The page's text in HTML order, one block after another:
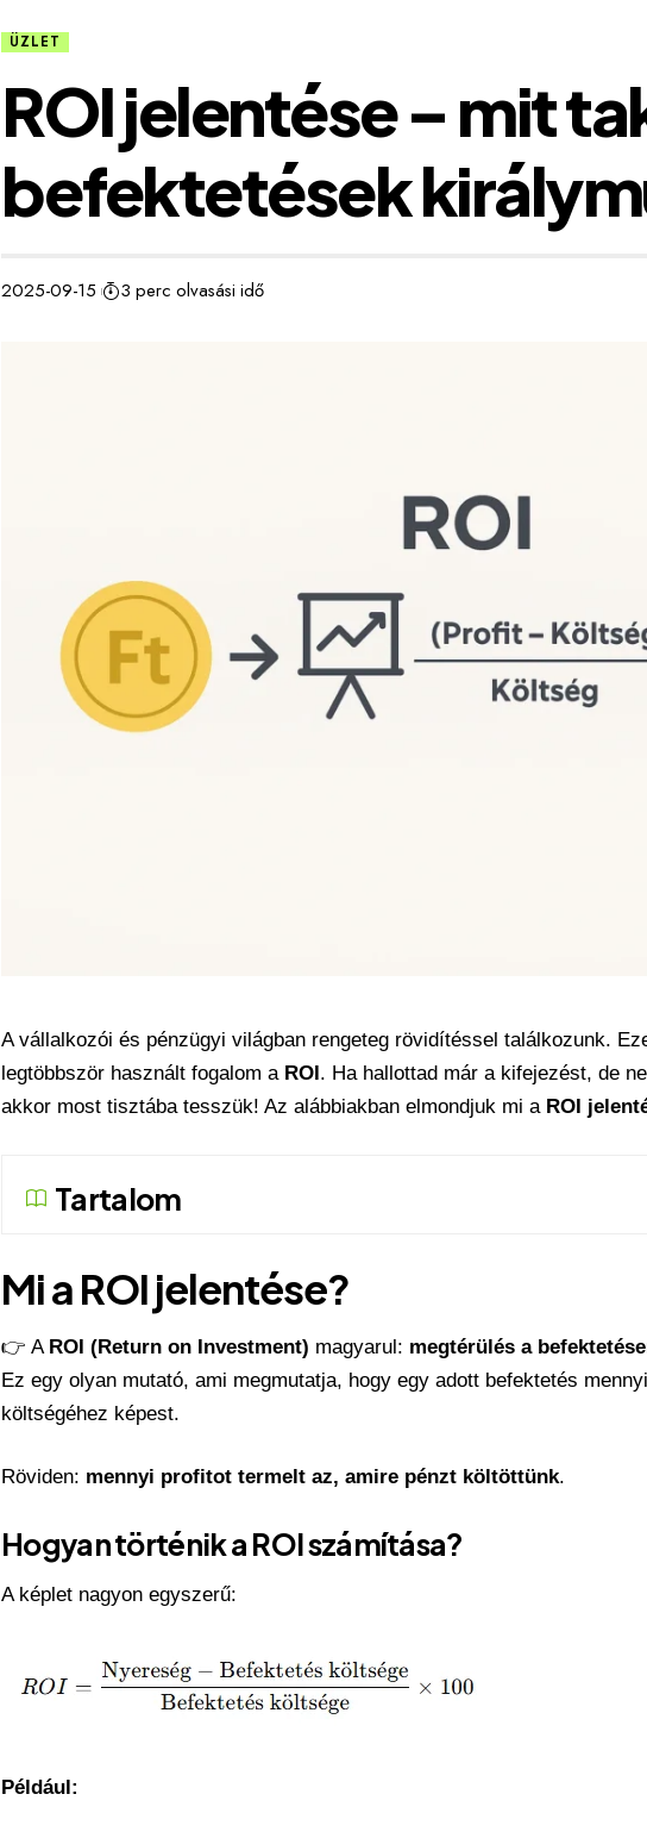
ÜZLET
ROI jelentése – mit
befektetések
2025-09-15 3 perc olvasási idő
A vállalkozói és pénzügyi világban rengeteg rövidítéssel találkozunk.
legtöbbször használt fogalom a ROI. Ha hallottad már a kifejezést, de
akkor most tisztába tesszük! Az alábbiakban elmondjuk mi a ROI
Tartalom
Mi a ROI jelentése?
👉 A ROI (Return on Investment) magyarul: megtérülés a
Ez egy olyan mutató, ami megmutatja, hogy egy adott befektetés
költségéhez képest.
Röviden: mennyi profitot termelt az, amire pénzt költöttünk.
Hogyan történik aROI számítása?
A képlet nagyon egyszerű:
Például: